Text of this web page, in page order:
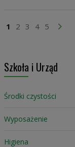
Aktualnie czytasz
1 Strona
2 Strona
3 Strona
4 Strona
5
Szkoła i Urząd
Środki czystości
Wyposażenie
Higiena